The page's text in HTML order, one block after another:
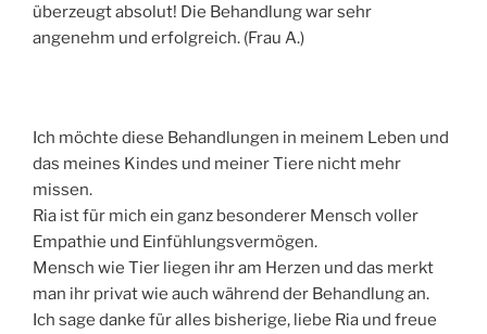
überzeugt absolut! Die Behandlung war sehr
angenehm und erfolgreich. (Frau A.)
Ich möchte diese Behandlungen in meinem Leben und
das meines Kindes und meiner Tiere nicht mehr
missen.
Ria ist für mich ein ganz besonderer Mensch voller
Empathie und Einfühlungsvermögen.
Mensch wie Tier liegen ihr am Herzen und das merkt
man ihr privat wie auch während der Behandlung an.
Ich sage danke für alles bisherige, liebe Ria und freue